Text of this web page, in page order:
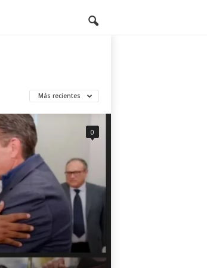
Más recientes
0